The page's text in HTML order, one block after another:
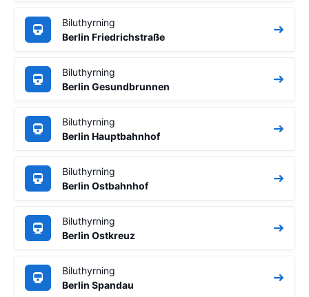
Biluthyrning
Berlin Friedrichstraße
Biluthyrning
Berlin Gesundbrunnen
Biluthyrning
Berlin Hauptbahnhof
Biluthyrning
Berlin Ostbahnhof
Biluthyrning
Berlin Ostkreuz
Biluthyrning
Berlin Spandau